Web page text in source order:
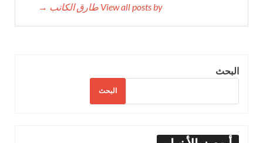
View all posts by طارق الكاتب →
البحث
البحث